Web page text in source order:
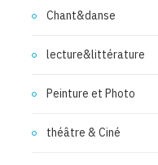
Chant&danse
lecture&littérature
Peinture et Photo
théâtre & Ciné